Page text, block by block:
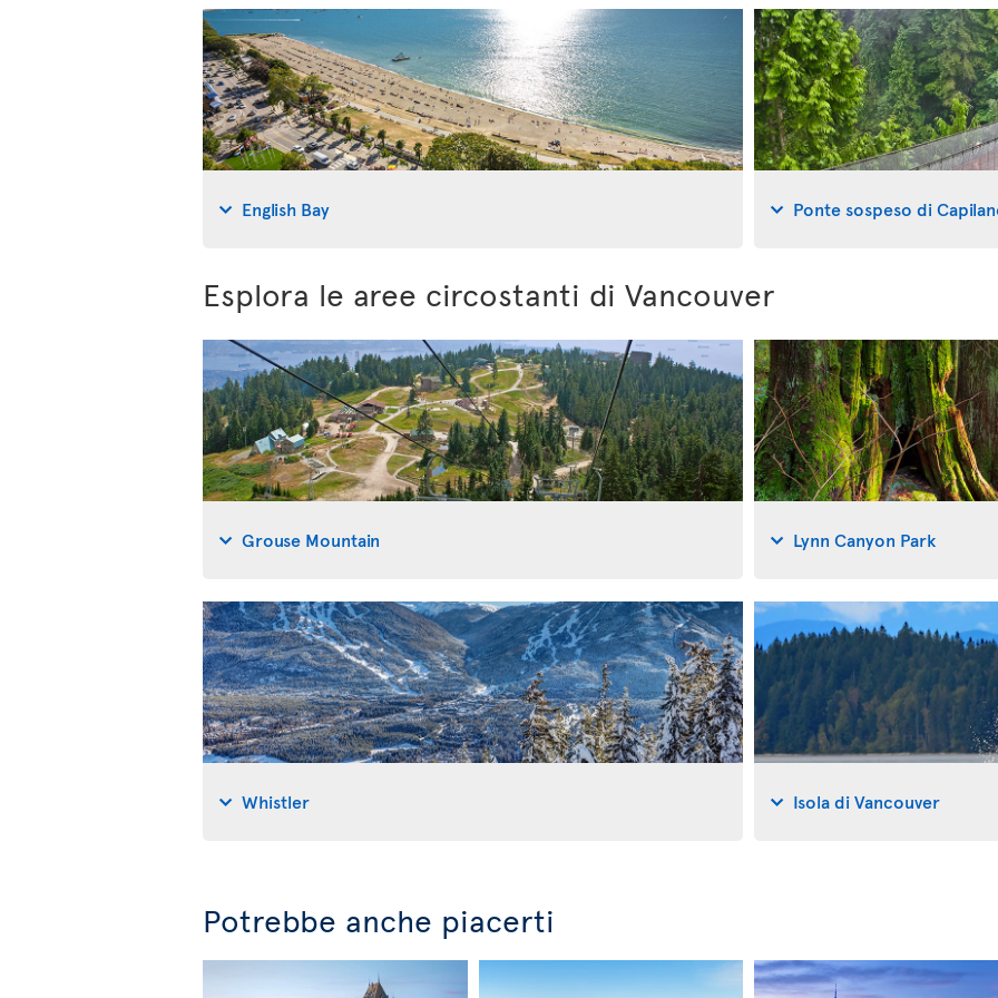
English Bay Ponte sospeso di
Esplora le aree circostanti di Vancouver
Grouse Mountain Lynn Canyon Park
Whistler Isola di Vancouver
Potrebbe anche piacerti